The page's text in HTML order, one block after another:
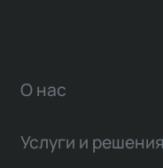
О нас
Услуги и решения